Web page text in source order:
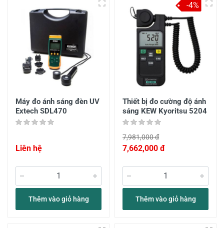
Máy đo ánh sáng đèn UV
Extech SDL470
Liên hệ
Thêm vào giỏ hàng
Thiết bị đo cường độ ánh
sáng KEW Kyoritsu 5204
7,981,000 đ
7,662,000 đ
Thêm vào giỏ hàng
-4%